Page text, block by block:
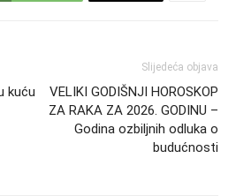
kuću
Slijedeća objava
VELIKI GODIŠNJI HOROSKOP
ZA RAKA ZA 2026. GODINU –
Godina ozbiljnih odluka o
budućnosti